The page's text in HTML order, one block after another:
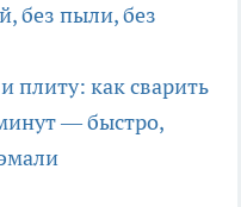
без пыли, без
плиту: как сварить
— быстро,